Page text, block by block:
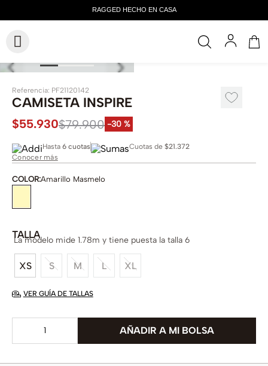
Referencia: PF21120142
CAMISETA INSPIRE
$55.930$79.900 -30 %
Hasta 6 cuotas Cuotas de $21.372
Conocer más
COLOR:Amarillo Masmelo
TALLA
XS S M L XL
La modelo mide 1.78m y tiene puesta la talla 6
VER GUÍA DE TALLAS